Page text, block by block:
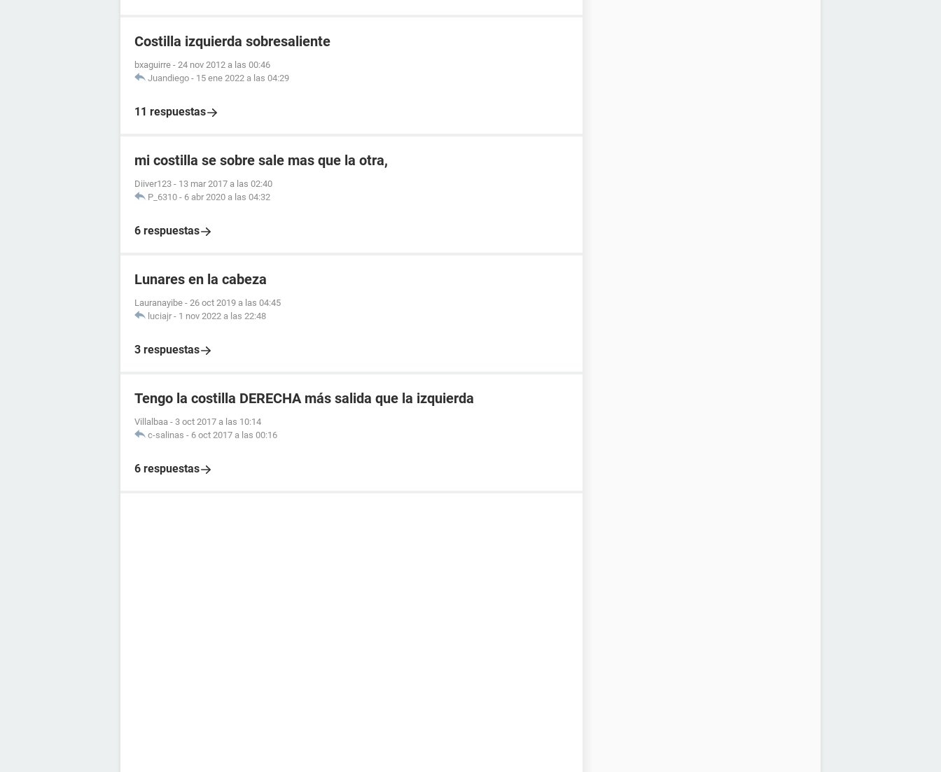
Costilla izquierda sobresaliente
bxaguirre - 24 nov 2012 a las 00:46
Juandiego - 15 ene 2022 a las 04:29
11 respuestas
mi costilla se sobre sale mas que la otra,
Diiver123 - 13 mar 2017 a las 02:40
P_6310 - 6 abr 2020 a las 04:32
6 respuestas
Lunares en la cabeza
Lauranayibe - 26 oct 2019 a las 04:45
luciajr - 1 nov 2022 a las 22:48
3 respuestas
Tengo la costilla DERECHA más salida que la izquierda
Villalbaa - 3 oct 2017 a las 10:14
c-salinas - 6 oct 2017 a las 00:16
6 respuestas